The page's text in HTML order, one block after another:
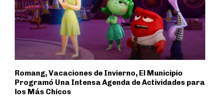
Romang, Vacaciones de Invierno, El Municipio
Programó Una Intensa Agenda de Actividades para
los Más Chicos